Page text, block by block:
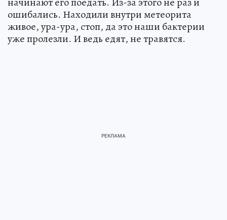
ошибались. Находили внутри метеорита
живое, ура-ура, стоп, да это наши бактерии
уже пролезли. И ведь едят, не травятся.